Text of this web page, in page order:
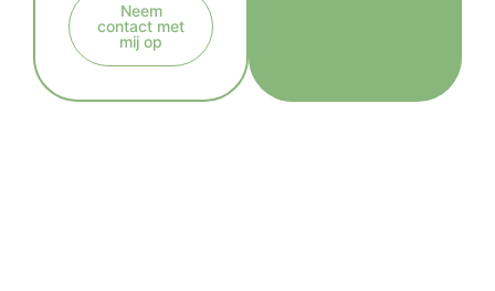
Neem
contact met
mij op
l
r